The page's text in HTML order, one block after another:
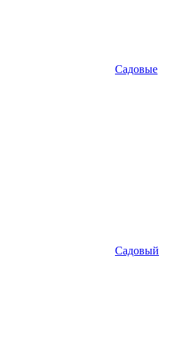
Садовые
Садовый